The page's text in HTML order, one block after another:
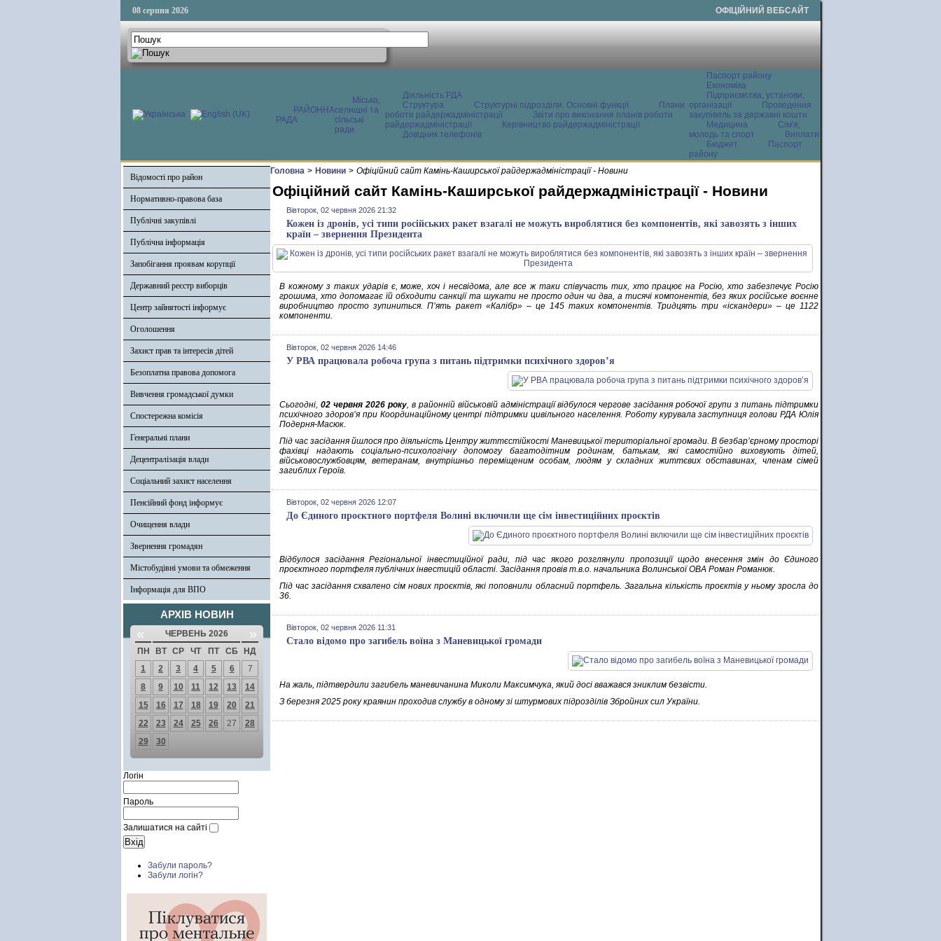
08 серпня 2026 ОФІЦІЙНИЙ ВЕБСАЙТ
РАЙОННА
РАДА
Міська,
селищні та
сільські
ради
Діяльність РДА
Структура
Структурні підрозділи. Основні функції
Плани
роботи райдержадміністрації
Звіти про виконання планів роботи
райдержадміністрації
Керівництво райдержадміністрації
Довідник телефонів
Паспорт району
Економіка
Підприємства, установи,
організації
Проведення
закупівель за державні кошти
Медицина
Сім'я,
молодь та спорт
Виплати
Бюджет
Паспорт
району
Відомості про район
Нормативно-правова база
Публічні закупівлі
Публічна інформація
Запобігання проявам корупції
Державний реєстр виборців
Центр зайнятості інформує
Оголошення
Захист прав та інтересів дітей
Безоплатна правова допомога
Вивчення громадської думки
Спостережна комісія
Генеральні плани
Децентралізація влади
Соціальний захист населення
Пенсійний фонд інформує
Очищення влади
Звернення громадян
Містобудівні умови та обмеження
Інформація для ВПО
АРХІВ НОВИН
« ЧЕРВЕНЬ 2026 »
ПН ВТ СР ЧТ ПТ СБ
НД
1
2 3 4 5 6
7
8
9 10 11 12 13
14
15
16 17 18 19 20
21
22
23 24 25 26 27
28
29
30
Логін
Пароль
Залишатися на сайті
Забули пароль?
Забули логін?
Головна > Новини > Офіційний сайт Камінь-Каширської райдержадміністрації - Новини
Офіційний сайт Камінь-Каширської райдержадміністрації - Новини
Вівторок, 02 червня 2026 21:32
Кожен із дронів, усі типи російських ракет взагалі не можуть вироблятися без компонентів, які завозять з інших
країн – звернення Президента
В кожному з таких ударів є, може, хоч і несвідома, але все ж таки співучасть тих, хто працює на Росію, хто забезпечує Росію
грошима, хто допомагає їй обходити санкції та шукати не просто один чи два, а тисячі компонентів, без яких російське воєнне
виробництво просто зупиниться. Пʼять ракет «Калібр» – це 145 таких компонентів. Тридцять три «іскандери» – це 1122
компоненти.
Вівторок, 02 червня 2026 14:46
У РВА працювала робоча група з питань підтримки психічного здоров’я
Сьогодні, 02 червня 2026 року, в районній військовій адміністрації відбулося чергове засідання робочої групи з питань підтримки
психічного здоров’я при Координаційному центрі підтримки цивільного населення. Роботу курувала заступниця голови РДА Юлія
Подерня-Масюк.
Під час засідання йшлося про діяльність Центру життєстійкості Маневицької територіальної громади. В безбар’єрному просторі
фахівці надають соціально-психологічну допомогу багатодітним родинам, батькам, які самостійно виховують дітей,
військовослужбовцям, ветеранам, внутрішньо переміщеним особам, людям у складних життєвих обставинах, членам сімей
загиблих Героїв.
Вівторок, 02 червня 2026 12:07
До Єдиного проєктного портфеля Волині включили ще сім інвестиційних проєктів
Відбулося засідання Регіональної інвестиційної ради, під час якого розглянули пропозиції щодо внесення змін до Єдиного
проєктного портфеля публічних інвестицій області. Засідання провів т.в.о. начальника Волинської ОВА Роман Романюк.
Під час засідання схвалено сім нових проєктів, які поповнили обласний портфель. Загальна кількість проєктів у ньому зросла до
36.
Вівторок, 02 червня 2026 11:31
Стало відомо про загибель воїна з Маневицької громади
На жаль, підтвердили загибель маневичанина Миколи Максимчука, який досі вважався зниклим безвісти.
З березня 2025 року краянин проходив службу в одному зі штурмових підрозділів Збройних сил України.